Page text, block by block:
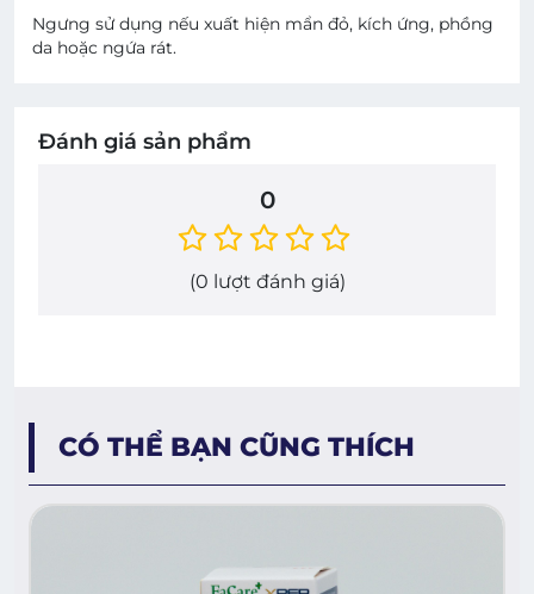
Ngưng sử dụng nếu xuất hiện mẩn đỏ, kích ứng, phồng
da hoặc ngứa rát.
Đánh giá sản phẩm
0
(0 lượt đánh giá)
CÓ THỂ BẠN CŨNG THÍCH